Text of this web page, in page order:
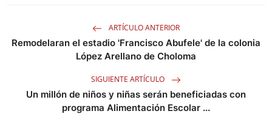
ARTÍCULO ANTERIOR
Remodelaran el estadio 'Francisco Abufele' de la colonia
López Arellano de Choloma
SIGUIENTE ARTÍCULO
Un millón de niños y niñas serán beneficiadas con
programa Alimentación Escolar ...